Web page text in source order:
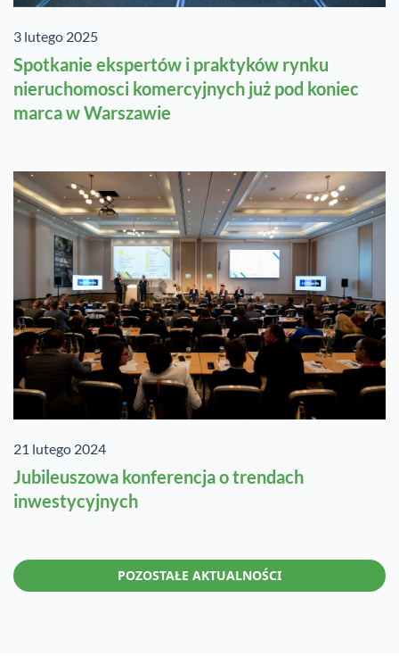
3 lutego 2025
Spotkanie ekspertów i praktyków rynku
nieruchomosci komercyjnych już pod koniec
marca w Warszawie
21 lutego 2024
Jubileuszowa konferencja o trendach
inwestycyjnych
POZOSTAŁE AKTUALNOŚCI